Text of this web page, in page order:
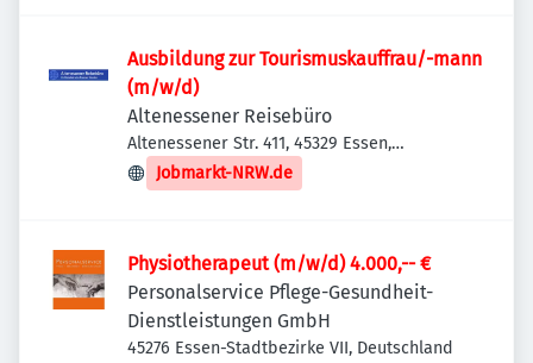
Ausbildung zur Tourismuskauffrau/-mann
(m/w/d)
Altenessener Reisebüro
Altenessener Str. 411, 45329 Essen,
Deutschland
Jobmarkt-NRW.de
Physiotherapeut (m/w/d) 4.000,-- €
Personalservice Pflege-Gesundheit-
Dienstleistungen GmbH
45276 Essen-Stadtbezirke VII, Deutschland